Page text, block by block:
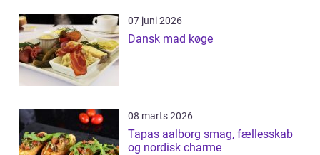
07 juni 2026
Dansk mad køge
08 marts 2026
Tapas aalborg smag, fællesskab
og nordisk charme